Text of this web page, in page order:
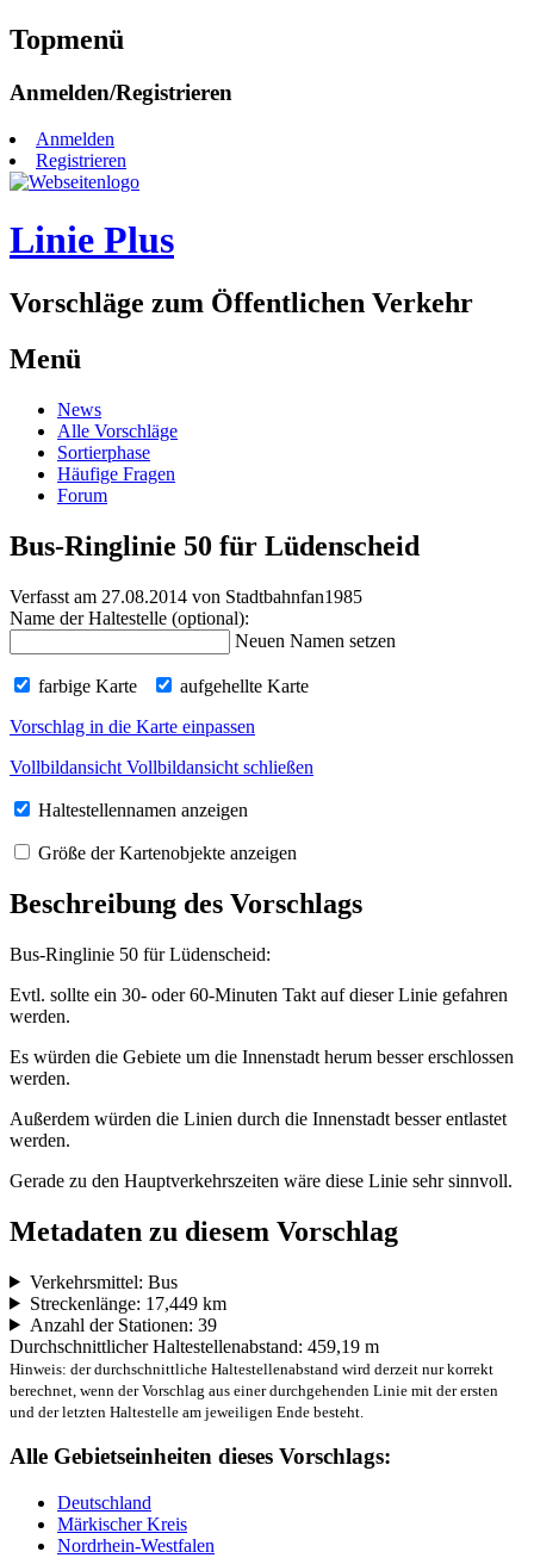
Topmenü
Zum
springen
Anmelden/Registrieren
Anmelden
Registrieren
Linie Plus
Vorschläge zum Öffentlichen Verkehr
Menü
Zum
Inhalt
springen
News
Alle Vorschläge
Sortierphase
Häufige Fragen
Forum
Bus-Ringlinie 50 für Lüdenscheid
Verfasst am 27.08.2014 von Stadtbahnfan1985
Name der Haltestelle (optional):
Neuen Namen setzen
farbige Karte
aufgehellte Karte
Vorschlag in die Karte einpassen
Vollbildansicht Vollbildansicht schließen
Haltestellennamen anzeigen
Größe der Kartenobjekte anzeigen
Beschreibung des Vorschlags
Bus-Ringlinie 50 für Lüdenscheid:
Evtl. sollte ein 30- oder 60-Minuten Takt auf dieser Linie gefahren
werden.
Es würden die Gebiete um die Innenstadt herum besser erschlossen
werden.
Außerdem würden die Linien durch die Innenstadt besser entlastet
werden.
Gerade zu den Hauptverkehrszeiten wäre diese Linie sehr sinnvoll.
Metadaten zu diesem Vorschlag
Verkehrsmittel: Bus
Streckenlänge: 17,449 km
Anzahl der Stationen: 39
Durchschnittlicher Haltestellenabstand: 459,19 m
Hinweis: der durchschnittliche Haltestellenabstand wird derzeit nur korrekt
berechnet, wenn der Vorschlag aus einer durchgehenden Linie mit der ersten
und der letzten Haltestelle am jeweiligen Ende besteht.
Alle Gebietseinheiten dieses Vorschlags:
Deutschland
Märkischer Kreis
Nordrhein-Westfalen